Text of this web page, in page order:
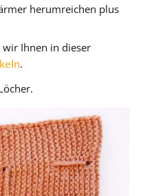
herumreichen plus
Ihnen in dieser
.